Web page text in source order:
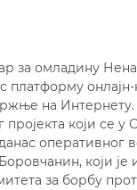
за омладину
платформу
на
који се у
оперативног
који је
за борбу